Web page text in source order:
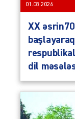
01.08.2026
XX
dil